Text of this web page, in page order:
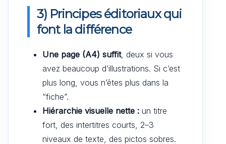
3) Principes éditoriaux qui
font la différence
Une page (A4) suffit, deux si vous
avez beaucoup d’illustrations. Si c’est
plus long, vous n’êtes plus dans la
“fiche”.
Hiérarchie visuelle nette : un titre
fort, des intertitres courts, 2–3
niveaux de texte, des pictos sobres.